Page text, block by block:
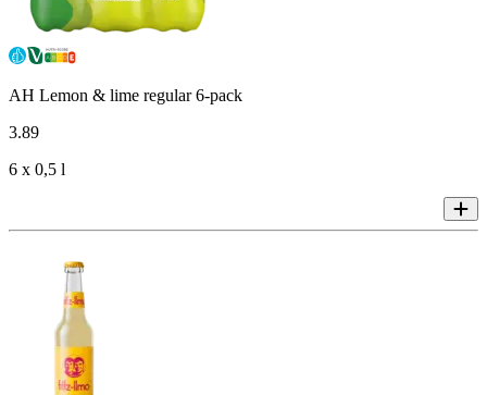
AH Lemon & lime regular 6-pack
3.89
6 x 0,5 l